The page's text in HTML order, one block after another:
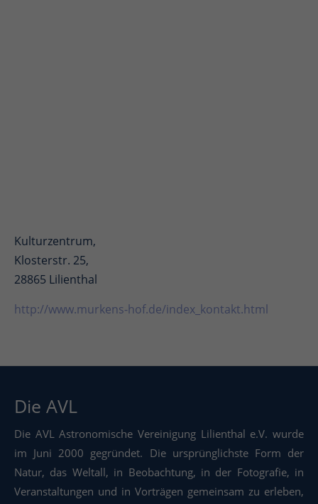
Kulturzentrum,
Klosterstr. 25,
28865 Lilienthal
http://www.murkens-hof.de/index_kontakt.html
Die AVL
Die AVL Astronomische Vereinigung Lilienthal e.V. wurde
im Juni 2000 gegründet. Die ursprünglichste Form der
Natur, das Weltall, in Beobachtung, in der Fotografie, in
Veranstaltungen und in Vorträgen gemeinsam zu erleben,